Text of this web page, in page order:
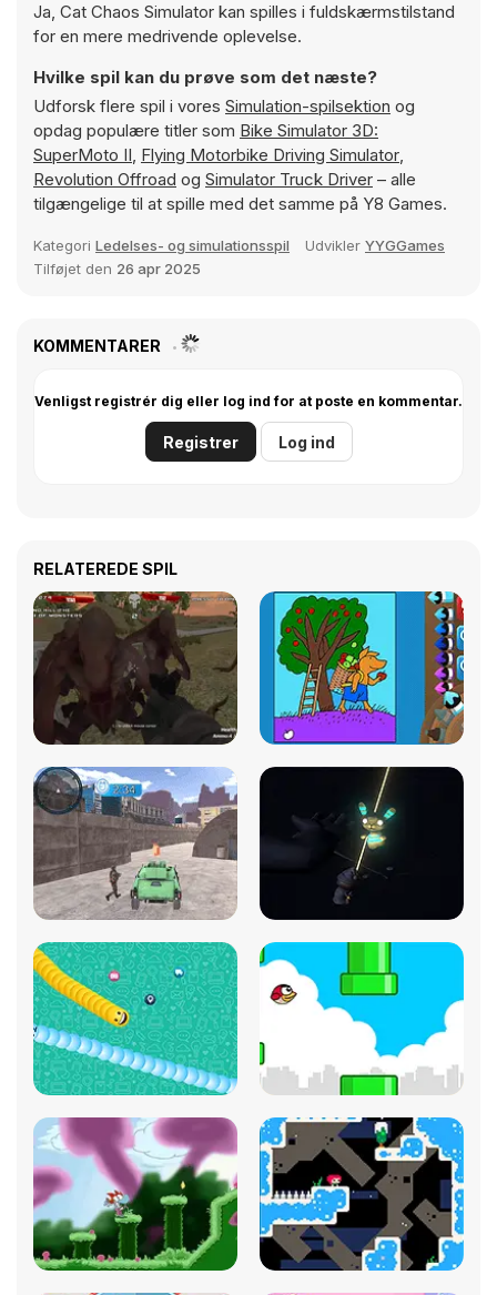
Ja, Cat Chaos Simulator kan spilles i fuldskærmstilstand
for en mere medrivende oplevelse.
Hvilke spil kan du prøve som det næste?
Udforsk flere spil i vores Simulation-spilsektion og
opdag populære titler som Bike Simulator 3D:
SuperMoto II, Flying Motorbike Driving Simulator,
Revolution Offroad og Simulator Truck Driver – alle
tilgængelige til at spille med det samme på Y8 Games.
Kategori Ledelses- og simulationsspil Udvikler YYGGames
Tilføjet den 26 apr 2025
KOMMENTARER
Venligst registrér dig eller log ind for at poste en kommentar.
Registrer Log ind
RELATEREDE SPIL